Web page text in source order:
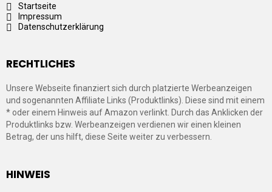
Startseite
Impressum
Datenschutzerklärung
RECHTLICHES
Unsere Webseite finanziert sich durch platzierte Werbeanzeigen
und sogenannten Affiliate Links (Produktlinks). Diese sind mit einem
* oder einem Hinweis auf Amazon verlinkt. Durch das Anklicken der
Produktlinks bzw. Werbeanzeigen verdienen wir einen kleinen
Betrag, der uns hilft, diese Seite weiter zu verbessern.
HINWEIS